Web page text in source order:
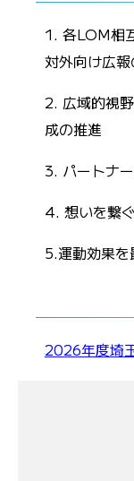
1. 各LOM相
対外向け広
2. 広域的視
成の推進
3. パートナ
4. 想いを繋
5.運動効果
2026年度埼